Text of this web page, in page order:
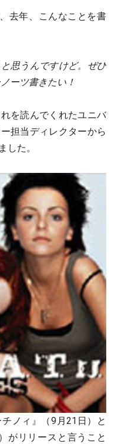
去年、こんなことを書
思うんですけど。ぜひ
ーツ書きたい！
を読んでくれたユニバ
担当ディレクターから
した。
ノィ』（9月21日）と
がリリースと言うこと